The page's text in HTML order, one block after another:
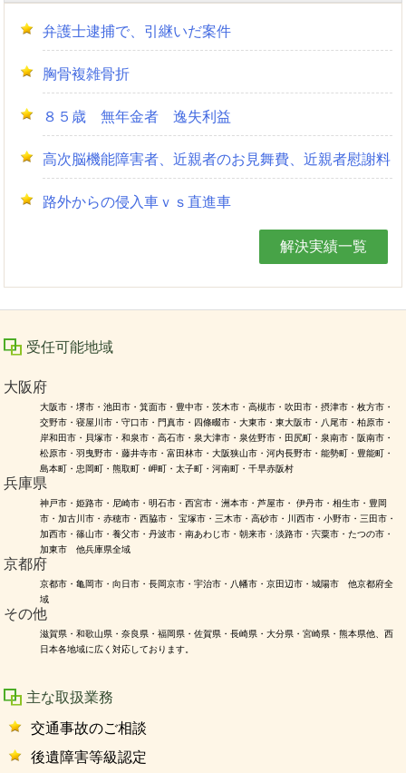
弁護士逮捕で、引継いだ案件
胸骨複雑骨折
８５歳 無年金者 逸失利益
高次脳機能障害者、近親者のお見舞費、近親者慰謝料
路外からの侵入車ｖｓ直進車
解決実績一覧
受任可能地域
大阪府
大阪市・堺市・池田市・箕面市・豊中市・茨木市・高槻市・吹田市・摂津市・枚方市・
交野市・寝屋川市・守口市・門真市・四條畷市・大東市・東大阪市・八尾市・柏原市・
岸和田市・貝塚市・和泉市・高石市・泉大津市・泉佐野市・田尻町・泉南市・阪南市・
松原市・羽曳野市・藤井寺市・富田林市・大阪狭山市・河内長野市・能勢町・豊能町・
島本町・忠岡町・熊取町・岬町・太子町・河南町・千早赤阪村
兵庫県
神戸市・姫路市・尼崎市・明石市・西宮市・洲本市・芦屋市・ 伊丹市・相生市・豊岡
市・加古川市・赤穂市・西脇市・ 宝塚市・三木市・高砂市・川西市・小野市・三田市・
加西市・篠山市・養父市・丹波市・南あわじ市・朝来市・淡路市・宍粟市・たつの市・
加東市 他兵庫県全域
京都府
京都市・亀岡市・向日市・長岡京市・宇治市・八幡市・京田辺市・城陽市 他京都府全
域
その他
滋賀県・和歌山県・奈良県・福岡県・佐賀県・長崎県・大分県・宮崎県・熊本県他、西
日本各地域に広く対応しております。
主な取扱業務
交通事故のご相談
後遺障害等級認定